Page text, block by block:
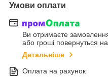
Умови оплати
Ви отримаєте
або гроші повернуться
Детальніше
Оплата на рахунок